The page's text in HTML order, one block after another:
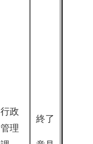
行政
管理
終了